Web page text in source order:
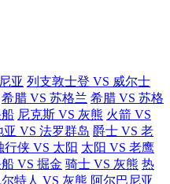
亚 列支敦士登 VS 威尔士
希腊 VS 苏格兰 希腊 VS 苏格
尼克斯 VS 灰熊 火箭 VS
亚 VS 法罗群岛 爵士 VS 老
行侠 VS 太阳 太阳 VS 老鹰
VS 掘金 骑士 VS 灰熊 热
特人 VS 灰熊 阿尔巴尼亚